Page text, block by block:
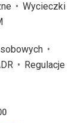
Wycieczki
Regulacje